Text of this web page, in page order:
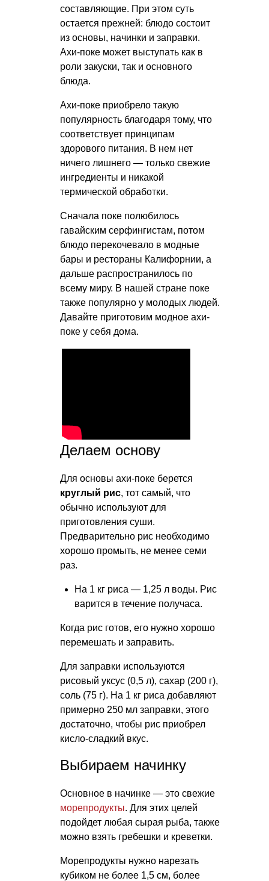
составляющие. При этом суть
остается прежней: блюдо состоит
из основы, начинки и заправки.
Ахи-поке может выступать как в
роли закуски, так и основного
блюда.
Ахи-поке приобрело такую
популярность благодаря тому, что
соответствует принципам
здорового питания. В нем нет
ничего лишнего — только свежие
ингредиенты и никакой
термической обработки.
Сначала поке полюбилось
гавайским серфингистам, потом
блюдо перекочевало в модные
бары и рестораны Калифорнии, а
дальше распространилось по
всему миру. В нашей стране поке
также популярно у молодых людей.
Давайте приготовим модное ахи-
поке у себя дома.
Делаем основу
Для основы ахи-поке берется
круглый рис, тот самый, что
обычно используют для
приготовления суши.
Предварительно рис необходимо
хорошо промыть, не менее семи
раз.
На 1 кг риса — 1,25 л воды. Рис
варится в течение получаса.
Когда рис готов, его нужно хорошо
перемешать и заправить.
Для заправки используются
рисовый уксус (0,5 л), сахар (200 г),
соль (75 г). На 1 кг риса добавляют
примерно 250 мл заправки, этого
достаточно, чтобы рис приобрел
кисло-сладкий вкус.
Выбираем начинку
Основное в начинке — это свежие
морепродукты. Для этих целей
подойдет любая сырая рыба, также
можно взять гребешки и креветки.
Морепродукты нужно нарезать
кубиком не более 1,5 см, более